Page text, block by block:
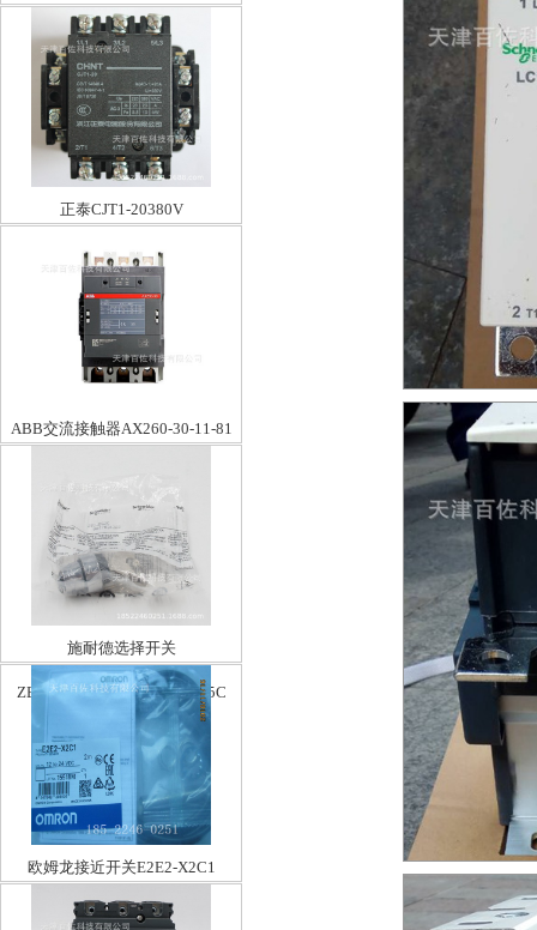
正泰CJT1-20380V
ABB交流接触器AX260-30-11-81
施耐德选择开关
ZB2BG2C,G3C,G4C,ZB2BG5C
欧姆龙接近开关E2E2-X2C1